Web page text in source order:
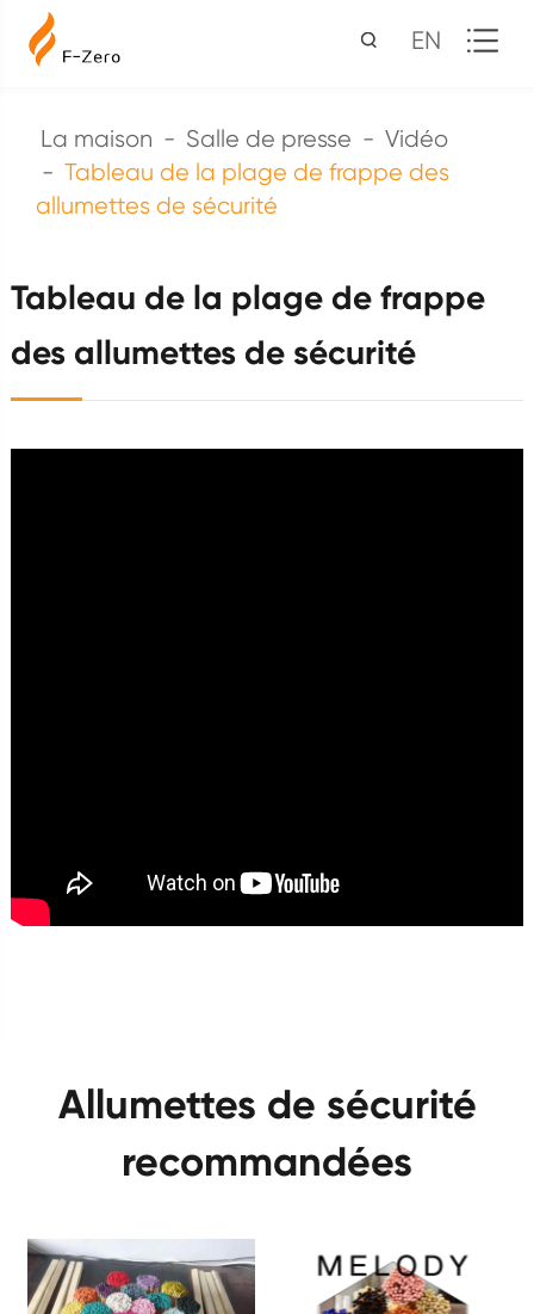
EN
La maison Salle de presse
Vidéo
Tableau de la plage de frappe des
allumettes de sécurité
Tableau de la plage de frappe
des allumettes de sécurité
Allumettes de sécurité
recommandées